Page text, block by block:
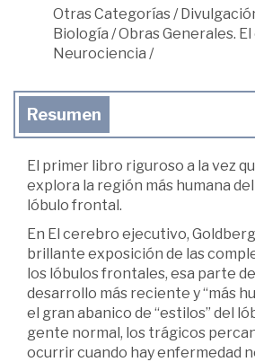
Otras Categorías/
Biología /Obras Generales.
Neurociencia /
Resumen
El primer libro riguroso a la vez
explora la región más humana
lóbulo frontal.
En El cerebro ejecutivo,
brillante exposición de las
los lóbulos frontales, esa parte
desarrollo más reciente y “más
el gran abanico de “estilos” del
gente normal, los trágicos
ocurrir cuando hay enfermedad